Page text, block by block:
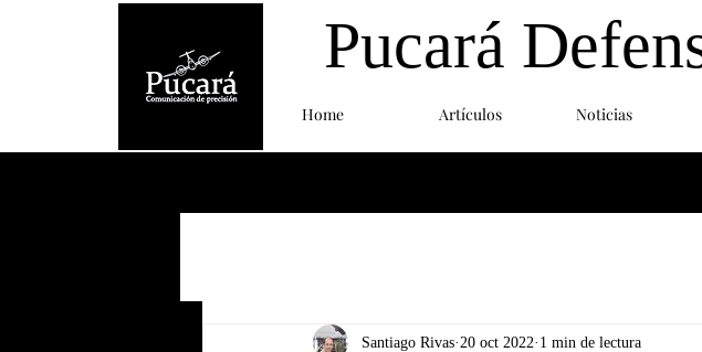
Home Artículos Noticias
Pucará
Santiago Rivas 20 oct 2022 1 min de lectura